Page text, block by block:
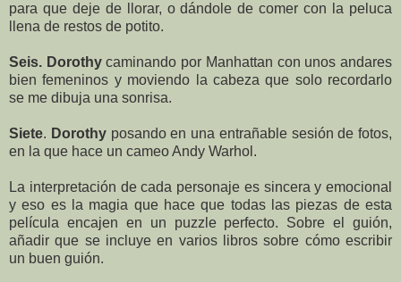
para que deje de llorar, o dándole de comer con la peluca
llena de restos de potito.
Seis. Dorothycaminando por Manhattan con unos andares
bien femeninos y moviendo la cabeza que solo recordarlo
se me dibuja una sonrisa.
Siete. Dorothyposando en una entrañable sesión de fotos,
en la que hace un cameo Andy Warhol.
La interpretación de cada personaje es sincera y emocional
y eso es la magia que hace que todas las piezas de esta
película encajen en un puzzle perfecto. Sobre el guión,
añadir que se incluye en varios libros sobre cómo escribir
un buen guión.